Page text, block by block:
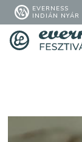
EVERNESS
INDIÁN NYÁR